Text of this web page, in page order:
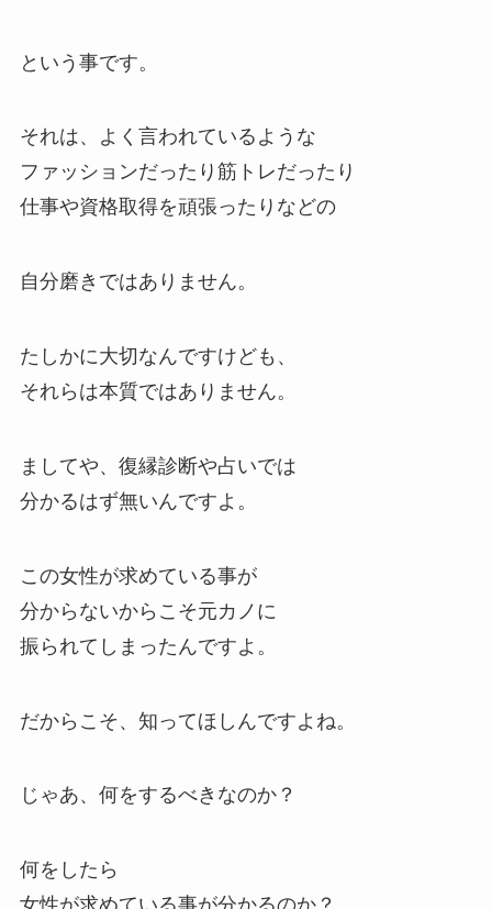
という事です。
それは、よく言われているような
ファッションだったり筋トレだったり
仕事や資格取得を頑張ったりなどの
自分磨きではありません。
たしかに大切なんですけども、
それらは本質ではありません。
ましてや、復縁診断や占いでは
分かるはず無いんですよ。
この女性が求めている事が
分からないからこそ元カノに
振られてしまったんですよ。
だからこそ、知ってほしんですよね。
じゃあ、何をするべきなのか？
何をしたら